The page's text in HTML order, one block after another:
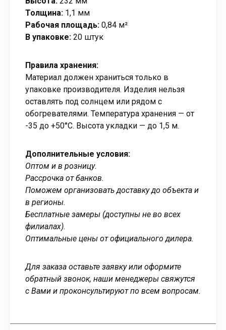
Толщина: 1,1 мм
Рабочая площадь: 0,84 м²
В упаковке: 20 штук
Правила хранения:
Материал должен храниться только в
упаковке производителя. Изделия нельзя
оставлять под солнцем или рядом с
обогревателями. Температура хранения — от
-35 до +50°C. Высота укладки — до 1,5 м.
Дополнительные условия:
Оптом и в розницу.
Рассрочка от банков.
Поможем организовать доставку до объекта и
в регионы.
Бесплатные замеры (доступны не во всех
филиалах).
Оптимальные цены от официального дилера.
Для заказа оставьте заявку или оформите
обратный звонок, наши менеджеры свяжутся
с Вами и проконсультируют по всем вопросам.